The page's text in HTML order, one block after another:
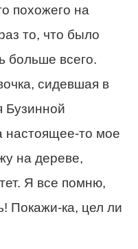
похожего на
то, что было
больше всего.
сидевшая в
Бузинной
настоящее-то мое
на дереве,
Я все помню,
Покажи-ка, цел ли